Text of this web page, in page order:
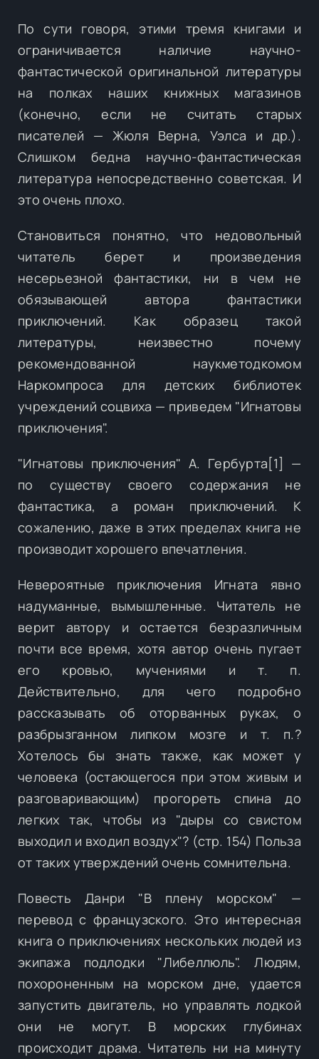
По сути говоря, этими тремя книгами и
ограничивается наличие научно-
фантастической оригинальной литературы
на полках наших книжных магазинов
(конечно, если не считать старых
писателей — Жюля Верна, Уэлса и др.).
Слишком бедна научно-фантастическая
литература непосредственно советская. И
это очень плохо.
Становиться понятно, что недовольный
читатель берет и произведения
несерьезной фантастики, ни в чем не
обязывающей автора фантастики
приключений. Как образец такой
литературы, неизвестно почему
рекомендованной наукметодкомом
Наркомпроса для детских библиотек
учреждений соцвиха — приведем "Игнатовы
приключения".
"Игнатовы приключения" А. Гербурта[1] —
по существу своего содержания не
фантастика, а роман приключений. К
сожалению, даже в этих пределах книга не
производит хорошего впечатления.
Невероятные приключения Игната явно
надуманные, вымышленные. Читатель не
верит автору и остается безразличным
почти все время, хотя автор очень пугает
его кровью, мучениями и т. п.
Действительно, для чего подробно
рассказывать об оторванных руках, о
разбрызганном липком мозге и т. п.?
Хотелось бы знать также, как может у
человека (остающегося при этом живым и
разговаривающим) прогореть спина до
легких так, чтобы из "дыры со свистом
выходил и входил воздух"? (стр. 154) Польза
от таких утверждений очень сомнительна.
Повесть Данри "В плену морском" —
перевод с французского. Это интересная
книга о приключениях нескольких людей из
экипажа подлодки "Либеллюль". Людям,
похороненным на морском дне, удается
запустить двигатель, но управлять лодкой
они не могут. В морских глубинах
происходит драма. Читатель ни на минуту